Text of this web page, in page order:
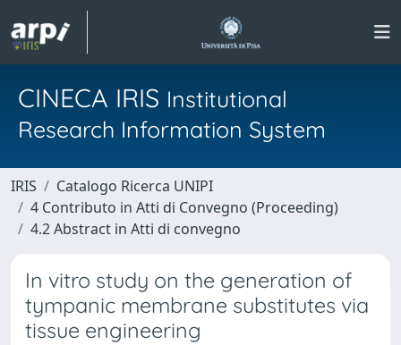
CINECA IRIS Institutional
Research Information System
IRIS
Catalogo Ricerca UNIPI
4 Contributo in Atti di Convegno (Proceeding)
4.2 Abstract in Atti di convegno
In vitro study on the generation of
tympanic membrane substitutes via
tissue engineering